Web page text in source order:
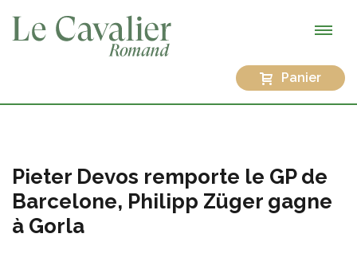
Panier
Pieter Devos remporte le GP de
Barcelone, Philipp Züger gagne
à Gorla